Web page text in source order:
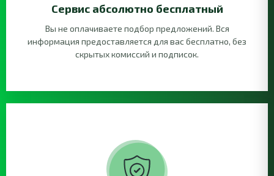
Сервис абсолютно бесплатный
Вы не оплачиваете подбор предложений. Вся
информация предоставляется для вас бесплатно, без
скрытых комиссий и подписок.